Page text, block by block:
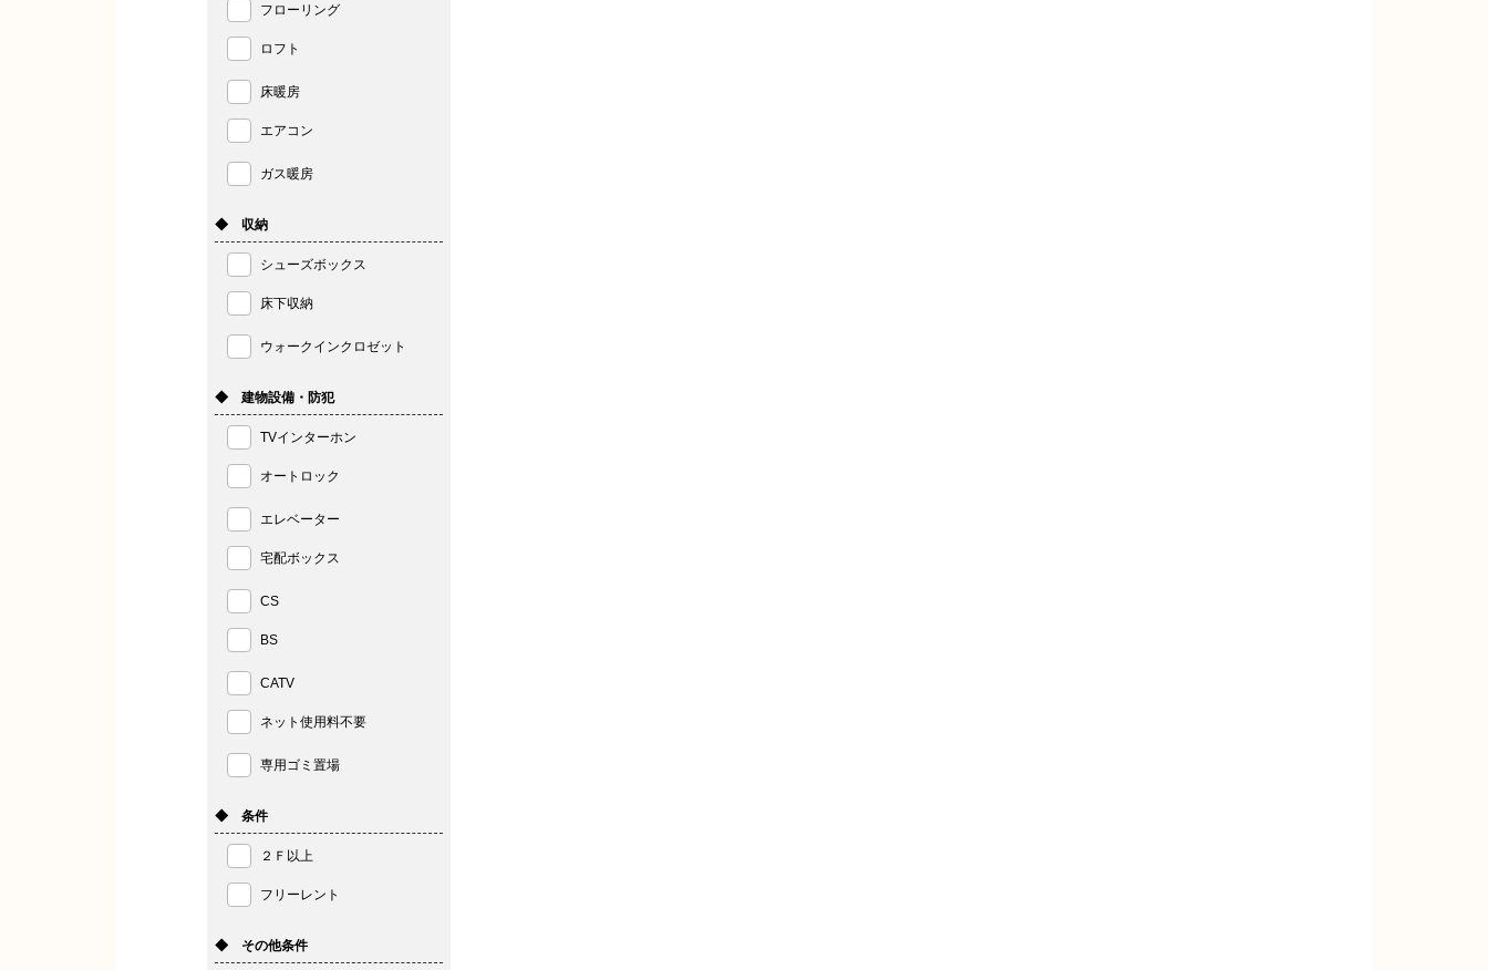
フローリング
ロフト
床暖房
エアコン
ガス暖房
◆ 収納
シューズボックス
床下収納
ウォークインクロゼット
◆ 建物設備・防犯
TVインターホン
オートロック
エレベーター
宅配ボックス
CS
BS
CATV
ネット使用料不要
専用ゴミ置場
◆ 条件
２Ｆ以上
フリーレント
◆ その他条件